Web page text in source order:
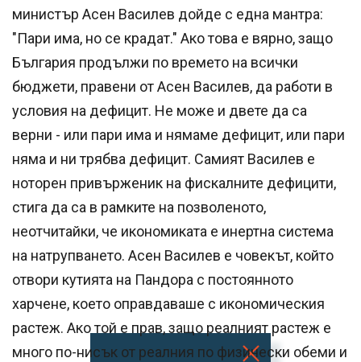
министър Асен Василев дойде с една мантра:
"Пари има, но се крадат." Ако това е вярно, защо
България продължи по времето на всички
бюджети, правени от Асен Василев, да работи в
условия на дефицит. Не може и двете да са
верни - или пари има и нямаме дефицит, или пари
няма и ни трябва дефицит. Самият Василев е
ноторен привърженик на фискалните дефицити,
стига да са в рамките на позволеното,
неотчитайки, че икономиката е инертна система
на натрупването. Асен Василев е човекът, който
отвори кутията на Пандора с постоянното
харчене, което оправдаваше с икономическия
растеж. Ако той е прав, защо реалният растеж е
много по-нисък от реалния по физически обеми и